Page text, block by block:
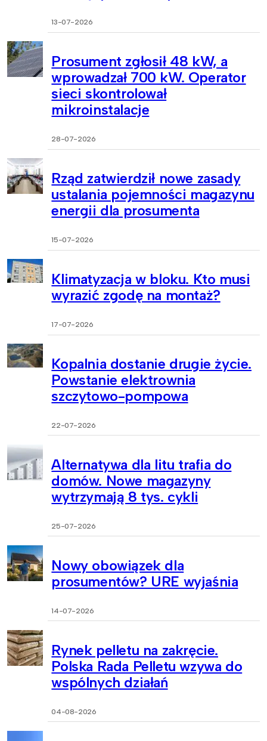
13-07-2026
Prosument zgłosił 48 kW, a
wprowadzał 700 kW. Operator
sieci skontrolował
mikroinstalacje
28-07-2026
Rząd zatwierdził nowe zasady
ustalania pojemności magazynu
energii dla prosumenta
15-07-2026
Klimatyzacja w bloku. Kto musi
wyrazić zgodę na montaż?
17-07-2026
Kopalnia dostanie drugie życie.
Powstanie elektrownia
szczytowo-pompowa
22-07-2026
Alternatywa dla litu trafia do
domów. Nowe magazyny
wytrzymają 8 tys. cykli
25-07-2026
Nowy obowiązek dla
prosumentów? URE wyjaśnia
14-07-2026
Rynek pelletu na zakręcie.
Polska Rada Pelletu wzywa do
wspólnych działań
04-08-2026